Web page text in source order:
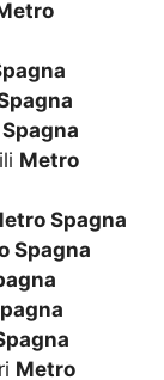
Metro
Spagna
Spagna
Metro